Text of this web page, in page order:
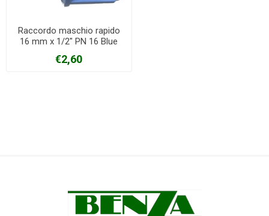
Raccordo maschio rapido
16 mm x 1/2" PN 16 Blue
€2,60